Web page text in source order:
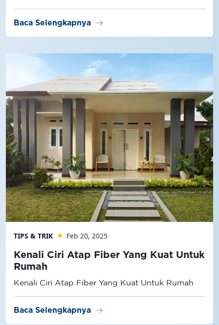
Baca Selengkapnya arrow_right_alt
TIPS & TRIK Feb 20, 2025
Kenali Ciri Atap Fiber Yang Kuat Untuk
Rumah
Kenali Ciri Atap Fiber Yang Kuat Untuk Rumah
Baca Selengkapnya arrow_right_alt